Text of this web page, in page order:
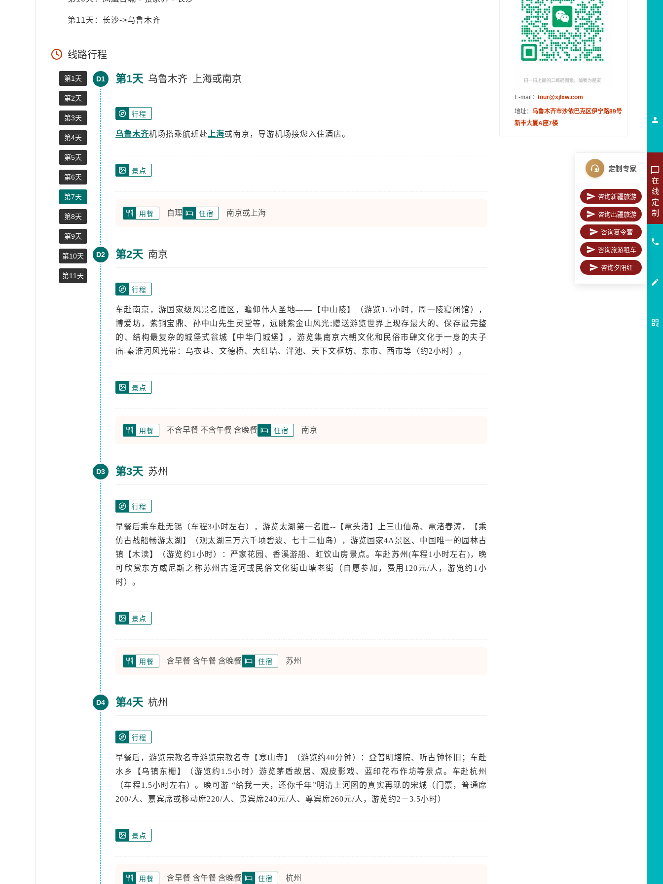
第11天：长沙->乌鲁木齐
线路行程
第1天
第2天
第3天
第4天
第5天
第6天
第7天
第8天
第9天
第10天
第11天
D1 第1天 乌鲁木齐 上海或南京
行程
乌鲁木齐机场搭乘航班赴 上海或南京，导游机场接您入住酒店。
景点
用餐 自理 住宿 南京或上海
D2 第2天 南京
行程
车赴南京，游国家级风景名胜区，瞻仰伟人圣地——【中山陵】（游览1.5小时，周一陵寝闭馆），
博爱坊，紫铜宝鼎、孙中山先生灵堂等，远眺紫金山风光;赠送游览世界上现存最大的、保存最完整
的、结构最复杂的城堡式瓮城【中华门城堡】，游览集南京六朝文化和民俗市肆文化于一身的夫子
庙-秦淮河风光带：乌衣巷、文德桥、大红墙、泮池、天下文枢坊、东市、西市等（约2小时）。
景点
用餐 不含早餐 不含午餐 含晚餐 住宿 南京
D3 第3天 苏州
行程
早餐后乘车赴无锡（车程3小时左右），游览太湖第一名胜--【鼋头渚】上三山仙岛、鼋渚春涛，【乘
仿古战船畅游太湖】（观太湖三万六千顷碧波、七十二仙岛），游览国家4A景区、中国唯一的园林古
镇【木渎】（游览约1小时）：严家花园、香溪游船、虹饮山房景点。车赴苏州(车程1小时左右)，晚
可欣赏东方威尼斯之称苏州古运河或民俗文化街山塘老街（自愿参加，费用120元/人，游览约1小
时）。
景点
用餐 含早餐 含午餐 含晚餐 住宿 苏州
D4 第4天 杭州
行程
早餐后，游览宗教名寺游览宗教名寺【寒山寺】（游览约40分钟）：登普明塔院、听古钟怀旧；车赴
水乡【乌镇东栅】（游览约1.5小时）游览茅盾故居、观皮影戏、蓝印花布作坊等景点。车赴杭州
（车程1.5小时左右）。晚可游 “给我一天，还你千年”明清上河图的真实再现的宋城（门票，普通席
200/人、嘉宾席或移动席220/人、贵宾席240元/人、尊宾席260元/人，游览约2－3.5小时）
景点
用餐 含早餐 含午餐 含晚餐 住宿 杭州
E-mail： tour@xjlxw.com
地址： 乌鲁木齐市沙依巴克区伊宁路89号
新丰大厦A座7楼
在
线
定
制
定制专家
咨询新疆旅游
咨询出疆旅游
咨询夏令营
咨询旅游租车
咨询夕阳红